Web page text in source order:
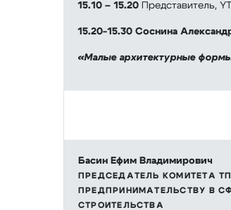
15.10 – 15.20 Представитель,
15.20-15.30 Соснина
«Малые архитектурные
Басин Ефим Владимирович
ПРЕДСЕДАТЕЛЬ КОМИТЕТА
ПРЕДПРИНИМАТЕЛЬСТВУ В
СТРОИТЕЛЬСТВА